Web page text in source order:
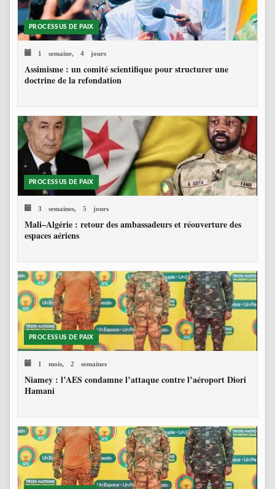
PROCESSUS DE PAIX
1 semaine, 4 jours
Assimisme : un comité scientifique pour structurer une
doctrine de la refondation
PROCESSUS DE PAIX
3 semaines, 5 jours
Mali–Algérie : retour des ambassadeurs et réouverture des
espaces aériens
PROCESSUS DE PAIX
1 mois, 2 semaines
Niamey : l’AES condamne l’attaque contre l’aéroport Diori
Hamani